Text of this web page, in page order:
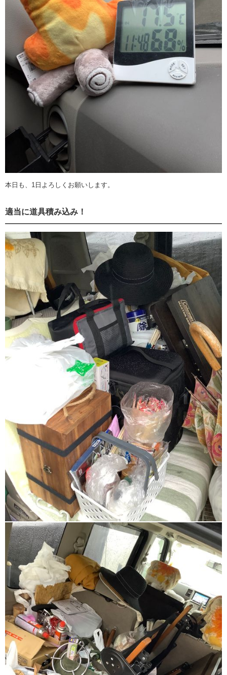
本日も、1日よろしくお願いします。
適当に道具積み込み！